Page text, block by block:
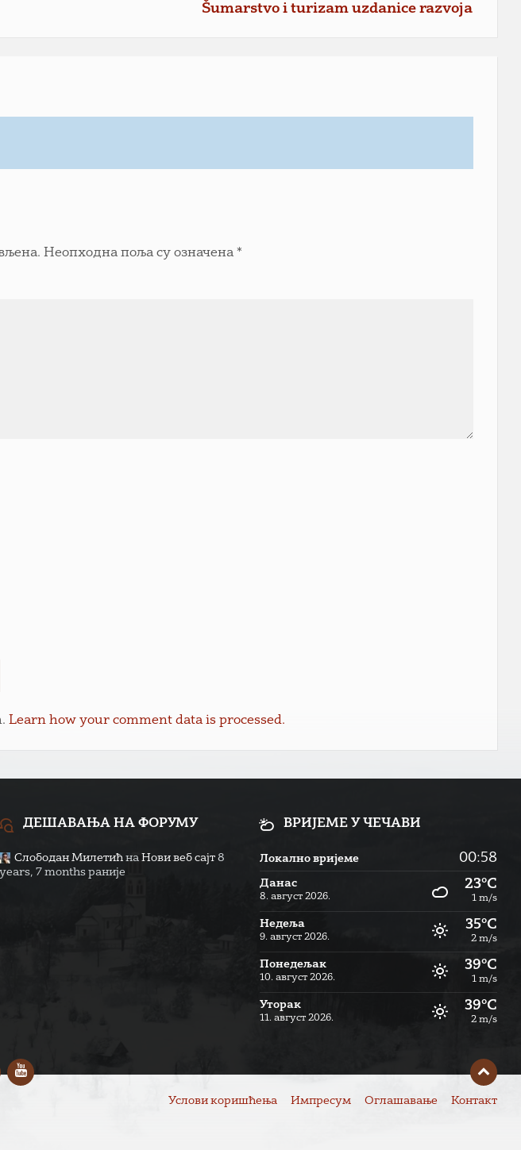
Šumarstvo i turizam uzdanice razvoja
Неопходна поља су означена*
Learn how your comment data is processed.
ДЕШАВАЊА НА ФОРУМУ
Слободан Милетић на Нови веб сајт 8
years, 7 months раније
ВРИЈЕМЕ У ЧЕЧАВИ
Локално вријеме 00:58
Данас
8. август 2026.
23°C
1 m/s
Недеља
9. август 2026.
35°C
2 m/s
Понедељак
10. август 2026.
39°C
1 m/s
Уторак
11. август 2026.
39°C
2 m/s
YouTube
Услови коришћења Импресум Оглашавање Контакт